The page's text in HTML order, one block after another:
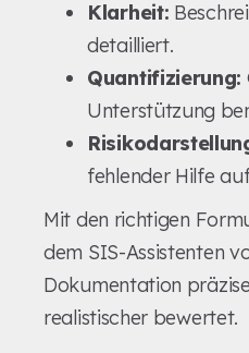
Klarheit:
detailliert.
Quantifizierung:
Unterstützung
fehlender Hilfe
Mit den richtigen
dem SIS-Assistenten
Dokumentation
realistischer bewertet.